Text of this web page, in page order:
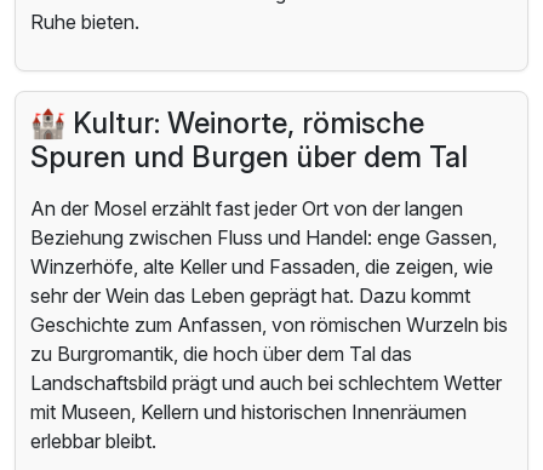
Ruhe bieten.
🏰 Kultur: Weinorte, römische
Spuren und Burgen über dem Tal
An der Mosel erzählt fast jeder Ort von der langen
Beziehung zwischen Fluss und Handel: enge Gassen,
Winzerhöfe, alte Keller und Fassaden, die zeigen, wie
sehr der Wein das Leben geprägt hat. Dazu kommt
Geschichte zum Anfassen, von römischen Wurzeln bis
zu Burgromantik, die hoch über dem Tal das
Landschaftsbild prägt und auch bei schlechtem Wetter
mit Museen, Kellern und historischen Innenräumen
erlebbar bleibt.